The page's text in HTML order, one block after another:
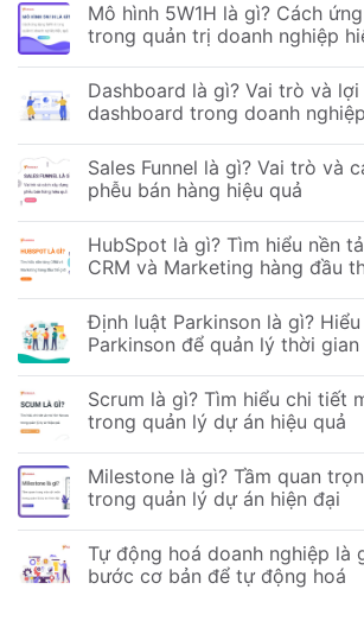
Mô hình 5W1H là gì? Cách
trong quản trị doanh nghiệp
Dashboard là gì? Vai trò và lợi
dashboard trong doanh nghiệp
Sales Funnel là gì? Vai trò và
phễu bán hàng hiệu quả
HubSpot là gì? Tìm hiểu nền
CRM và Marketing hàng đầu
Định luật Parkinson là gì?
Parkinson để quản lý thời gian
Scrum là gì? Tìm hiểu chi tiết
trong quản lý dự án hiệu quả
Milestone là gì? Tầm quan
trong quản lý dự án hiện đại
Tự động hoá doanh nghiệp là
bước cơ bản để tự động hoá